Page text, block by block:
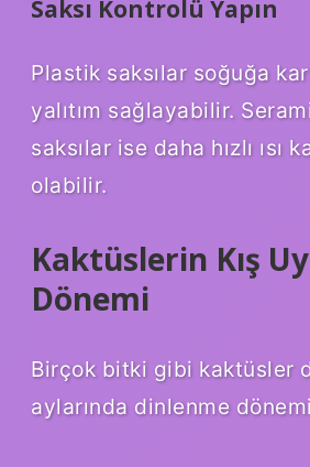
Saksı Kontrolü Yapın
Plastik saksılar soğuğa
yalıtım sağlayabilir.
saksılar ise daha hızlı ısı
olabilir.
Kaktüslerin Kış
Dönemi
Birçok bitki gibi kaktüsler
aylarında dinlenme